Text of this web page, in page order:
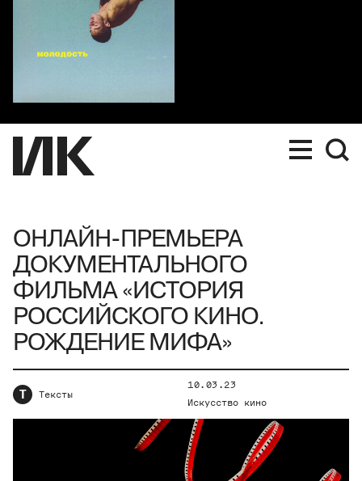
ОНЛАЙН-ПРЕМЬЕРА
ДОКУМЕНТАЛЬНОГО
ФИЛЬМА «ИСТОРИЯ
РОССИЙСКОГО КИНО.
РОЖДЕНИЕ МИФА»
Т Тексты
10.03.23
Искусство кино